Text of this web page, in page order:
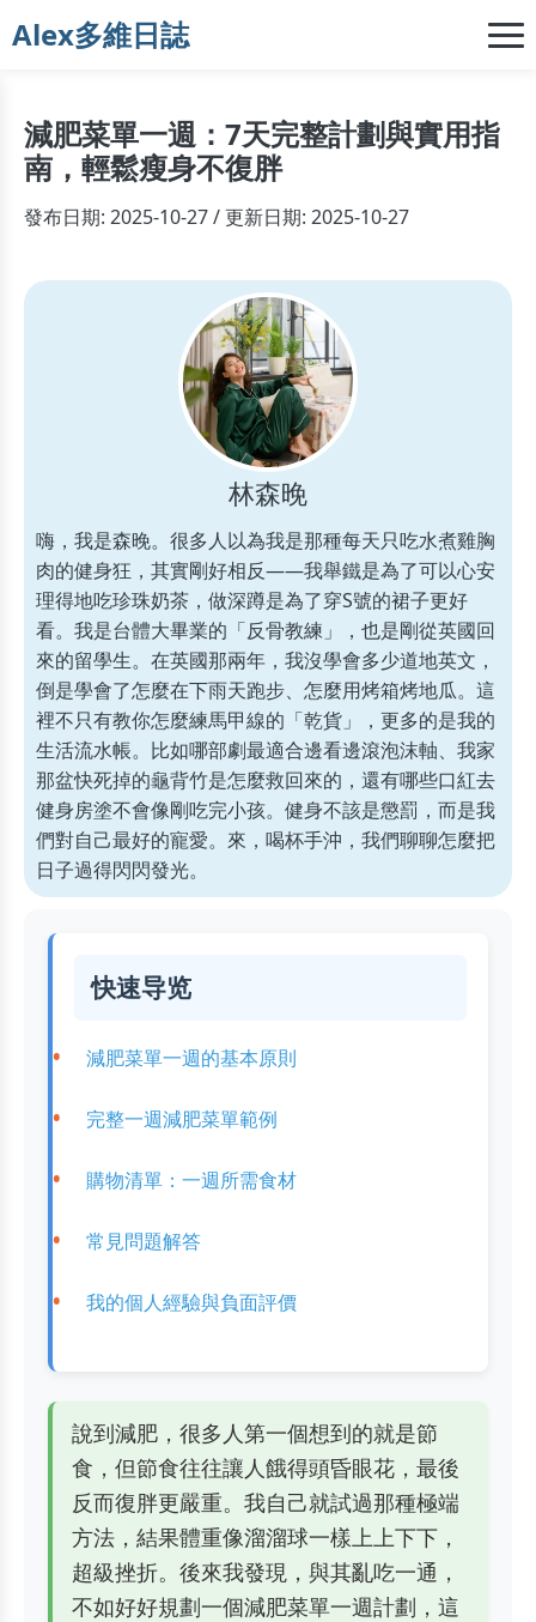
Alex多維日誌
減肥菜單一週：7天完整計劃與實用指
南，輕鬆瘦身不復胖
發布日期: 2025-10-27 / 更新日期: 2025-10-27
林森晚
嗨，我是森晚。很多人以為我是那種每天只吃水煮雞胸
肉的健身狂，其實剛好相反——我舉鐵是為了可以心安
理得地吃珍珠奶茶，做深蹲是為了穿S號的裙子更好
看。我是台體大畢業的「反骨教練」，也是剛從英國回
來的留學生。在英國那兩年，我沒學會多少道地英文，
倒是學會了怎麼在下雨天跑步、怎麼用烤箱烤地瓜。這
裡不只有教你怎麼練馬甲線的「乾貨」，更多的是我的
生活流水帳。比如哪部劇最適合邊看邊滾泡沫軸、我家
那盆快死掉的龜背竹是怎麼救回來的，還有哪些口紅去
健身房塗不會像剛吃完小孩。健身不該是懲罰，而是我
們對自己最好的寵愛。來，喝杯手沖，我們聊聊怎麼把
日子過得閃閃發光。
快速导览
減肥菜單一週的基本原則
完整一週減肥菜單範例
購物清單：一週所需食材
常見問題解答
我的個人經驗與負面評價
說到減肥，很多人第一個想到的就是節
食，但節食往往讓人餓得頭昏眼花，最後
反而復胖更嚴重。我自己就試過那種極端
方法，結果體重像溜溜球一樣上上下下，
超級挫折。後來我發現，與其亂吃一通，
不如好好規劃一個減肥菜單一週計劃，這